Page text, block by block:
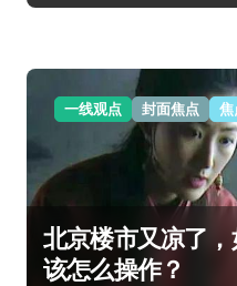
一线观点 封面焦点 焦
北京楼市又凉了，
该怎么操作？